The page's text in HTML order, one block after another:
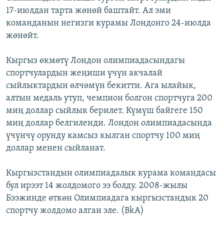
17-июлдан тарта жөнөй баштайт. Ал эми
команданын негизги курамы Лондонго 24-июлда
жөнөйт.
Кыргыз өкмөтү Лондон олимпиадасындагы
спортчулардын жеңиши үчүн акчалай
сыйлыктардын өлчөмүн бекитти. Ага ылайык,
алтын медаль утуп, чемпион болгон спортчуга 200
миң доллар сыйлык берилет. Күмүш байгеге 150
миң доллар белгиленди. Лондон олимпиадасында
үчүнчү орунду камсыз кылган спортчу 100 миң
доллар менен сыйланат.
Кыргызстандын олимпиадалык курама командасы
бул ирээт 14 жолдомого ээ болду. 2008-жылы
Бээжинде өткөн Олимпиадага кыргызстандык 20
спортчу жолдомо алган эле. (BkA)